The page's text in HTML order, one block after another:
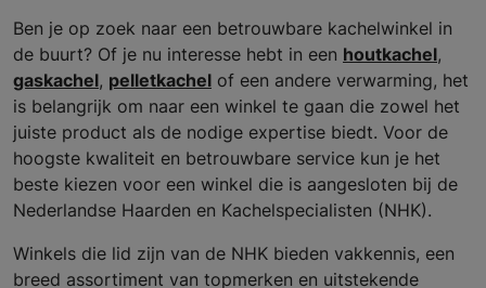
Ben je op zoek naar een betrouwbare kachelwinkel in
de buurt? Of je nu interesse hebt in een houtkachel,
gaskachel, pelletkachel of een andere verwarming, het
is belangrijk om naar een winkel te gaan die zowel het
juiste product als de nodige expertise biedt. Voor de
hoogste kwaliteit en betrouwbare service kun je het
beste kiezen voor een winkel die is aangesloten bij de
Nederlandse Haarden en Kachelspecialisten (NHK).
Winkels die lid zijn van de NHK bieden vakkennis, een
breed assortiment van topmerken en uitstekende